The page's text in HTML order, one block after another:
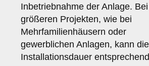
Inbetriebnahme der Anlage. Bei
größeren Projekten, wie bei
Mehrfamilienhäusern oder
gewerblichen Anlagen, kann die
Installationsdauer entsprechend